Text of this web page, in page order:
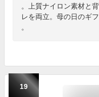
。上質ナイロン素材と
レを両立。母の日のギ
。
19